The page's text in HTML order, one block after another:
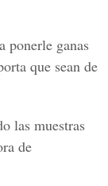
ponerle ganas
que sean de
las muestras
de